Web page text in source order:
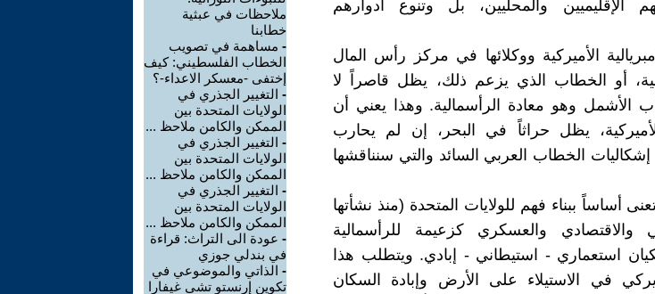
الإقليميين والمحليين، بل وتنوع أدوارهم
الأميركية ووكلائها في مركز رأس المال
أو الخطاب الذي يزعم ذلك، يظل قاصراً لا
وهو معادة الرأسمالية. وهذا يعني أن
الأميركية، يظل حراثاً في البحر، إن لم يحارب
الخطاب العربي السائد والتي سنناقشها
أساساً ببناء فهم للولايات المتحدة (منذ نشأتها
والعسكري كزعيمة للرأسمالية
استعماري - استيطاني - إبادي. ويتطلب هذا
في الاستيلاء على الأرض وإبادة السكان
ملاحظات في عبثية
خطابنا
- مساهمة في تصويب
الخطاب الفلسطيني: كيف
إختفى -معسكر الاعداء-؟
- التغيير الجذري في
الولايات المتحدة بين
الممكن والكامن ملاحظ ...
- التغيير الجذري في
الولايات المتحدة بين
الممكن والكامن ملاحظ ...
- التغيير الجذري في
الولايات المتحدة بين
الممكن والكامن ملاحظ ...
- عودة الى التراث: قراءة
في بندلي جوزي
- الذاتي والموضوعي في
تكوين إرنستو تشى غيفارا